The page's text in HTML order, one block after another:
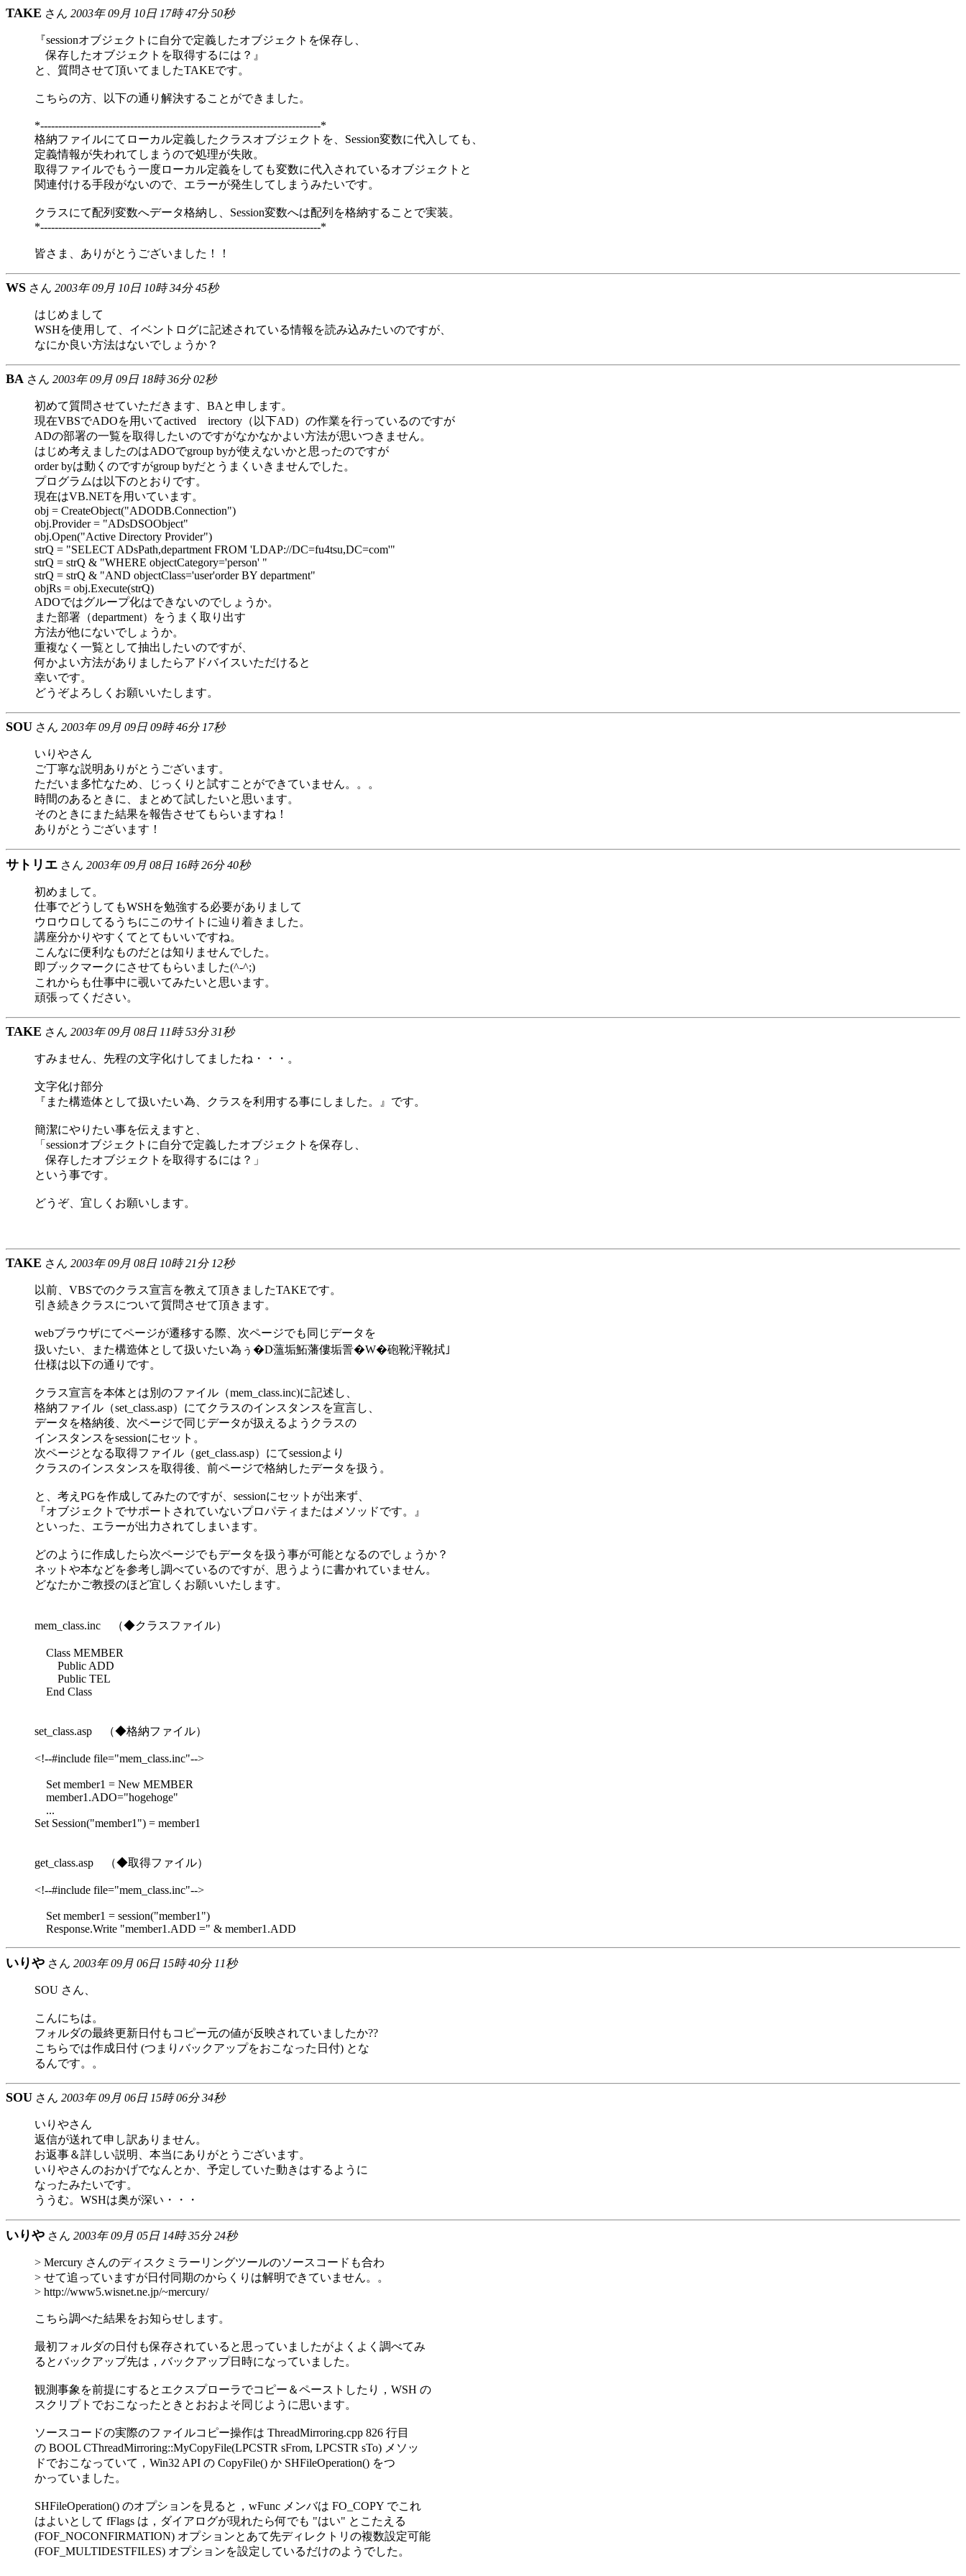
TAKE さん 2003年 09月 10日 17時 47分 50秒
『sessionオブジェクトに自分で定義したオブジェクトを保存し、
保存したオブジェクトを取得するには？』
と、質問させて頂いてましたTAKEです。
こちらの方、以下の通り解決することができました。
*------------------------------------------------------------------------------*
格納ファイルにてローカル定義したクラスオブジェクトを、Session変数に代入しても、
定義情報が失われてしまうので処理が失敗。
取得ファイルでもう一度ローカル定義をしても変数に代入されているオブジェクトと
関連付ける手段がないので、エラーが発生してしまうみたいです。
クラスにて配列変数へデータ格納し、Session変数へは配列を格納することで実装。
*------------------------------------------------------------------------------*
皆さま、ありがとうございました！！
WS さん 2003年 09月 10日 10時 34分 45秒
はじめまして
WSHを使用して、イベントログに記述されている情報を読み込みたいのですが、
なにか良い方法はないでしょうか？
BA さん 2003年 09月 09日 18時 36分 02秒
初めて質問させていただきます、BAと申します。
現在VBSでADOを用いてactived irectory（以下AD）の作業を行っているのですが
ADの部署の一覧を取得したいのですがなかなかよい方法が思いつきません。
はじめ考えましたのはADOでgroup byが使えないかと思ったのですが
order byは動くのですがgroup byだとうまくいきませんでした。
プログラムは以下のとおりです。
現在はVB.NETを用いています。
obj = CreateObject("ADODB.Connection")
obj.Provider = "ADsDSOObject"
obj.Open("Active Directory Provider")
strQ = "SELECT ADsPath,department FROM 'LDAP://DC=fu4tsu,DC=com'"
strQ = strQ & "WHERE objectCategory='person' "
strQ = strQ & "AND objectClass='user'order BY department"
objRs = obj.Execute(strQ)
ADOではグループ化はできないのでしょうか。
また部署（department）をうまく取り出す
方法が他にないでしょうか。
重複なく一覧として抽出したいのですが、
何かよい方法がありましたらアドバイスいただけると
幸いです。
どうぞよろしくお願いいたします。
SOU さん 2003年 09月 09日 09時 46分 17秒
いりやさん
ご丁寧な説明ありがとうございます。
ただいま多忙なため、じっくりと試すことができていません。。。
時間のあるときに、まとめて試したいと思います。
そのときにまた結果を報告させてもらいますね！
ありがとうございます！
サトリエ さん 2003年 09月 08日 16時 26分 40秒
初めまして。
仕事でどうしてもWSHを勉強する必要がありまして
ウロウロしてるうちにこのサイトに辿り着きました。
講座分かりやすくてとてもいいですね。
こんなに便利なものだとは知りませんでした。
即ブックマークにさせてもらいました(^-^;)
これからも仕事中に覗いてみたいと思います。
頑張ってください。
TAKE さん 2003年 09月 08日 11時 53分 31秒
すみません、先程の文字化けしてましたね・・・。
文字化け部分
『また構造体として扱いたい為、クラスを利用する事にしました。』です。
簡潔にやりたい事を伝えますと、
「sessionオブジェクトに自分で定義したオブジェクトを保存し、
保存したオブジェクトを取得するには？」
という事です。
どうぞ、宜しくお願いします。
TAKE さん 2003年 09月 08日 10時 21分 12秒
以前、VBSでのクラス宣言を教えて頂きましたTAKEです。
引き続きクラスについて質問させて頂きます。
webブラウザにてページが遷移する際、次ページでも同じデータを
扱いたい、また構造体として扱いたい為ぅ�D薀垢鮖藩僂垢詈�W�砲靴泙靴拭｣
仕様は以下の通りです。
クラス宣言を本体とは別のファイル（mem_class.inc)に記述し、
格納ファイル（set_class.asp）にてクラスのインスタンスを宣言し、
データを格納後、次ページで同じデータが扱えるようクラスの
インスタンスをsessionにセット。
次ページとなる取得ファイル（get_class.asp）にてsessionより
クラスのインスタンスを取得後、前ページで格納したデータを扱う。
と、考えPGを作成してみたのですが、sessionにセットが出来ず、
『オブジェクトでサポートされていないプロパティまたはメソッドです。』
といった、エラーが出力されてしまいます。
どのように作成したら次ページでもデータを扱う事が可能となるのでしょうか？
ネットや本などを参考し調べているのですが、思うように書かれていません。
どなたかご教授のほど宜しくお願いいたします。
mem_class.inc （◆クラスファイル）
Class MEMBER
Public ADD
Public TEL
End Class
set_class.asp （◆格納ファイル）
<!--#include file="mem_class.inc"-->
Set member1 = New MEMBER
member1.ADO="hogehoge"
...
Set Session("member1") = member1
get_class.asp （◆取得ファイル）
<!--#include file="mem_class.inc"-->
Set member1 = session("member1")
Response.Write "member1.ADD =" & member1.ADD
いりや さん 2003年 09月 06日 15時 40分 11秒
SOU さん、
こんにちは。
フォルダの最終更新日付もコピー元の値が反映されていましたか??
こちらでは作成日付 (つまりバックアップをおこなった日付) とな
るんです。。
SOU さん 2003年 09月 06日 15時 06分 34秒
いりやさん
返信が送れて申し訳ありません。
お返事＆詳しい説明、本当にありがとうございます。
いりやさんのおかげでなんとか、予定していた動きはするように
なったみたいです。
ううむ。WSHは奥が深い・・・
いりや さん 2003年 09月 05日 14時 35分 24秒
> Mercury さんのディスクミラーリングツールのソースコードも合わ
> せて追っていますが日付同期のからくりは解明できていません。。
> http://www5.wisnet.ne.jp/~mercury/
こちら調べた結果をお知らせします。
最初フォルダの日付も保存されていると思っていましたがよくよく調べてみ
るとバックアップ先は，バックアップ日時になっていました。
観測事象を前提にするとエクスプローラでコピー＆ペーストしたり，WSH の
スクリプトでおこなったときとおおよそ同じように思います。
ソースコードの実際のファイルコピー操作は ThreadMirroring.cpp 826 行目
の BOOL CThreadMirroring::MyCopyFile(LPCSTR sFrom, LPCSTR sTo) メソッ
ドでおこなっていて，Win32 API の CopyFile() か SHFileOperation() をつ
かっていました。
SHFileOperation() のオプションを見ると，wFunc メンバは FO_COPY でこれ
はよいとして fFlags は，ダイアログが現れたら何でも "はい" とこたえる
(FOF_NOCONFIRMATION) オプションとあて先ディレクトリの複数設定可能
(FOF_MULTIDESTFILES) オプションを設定しているだけのようでした。